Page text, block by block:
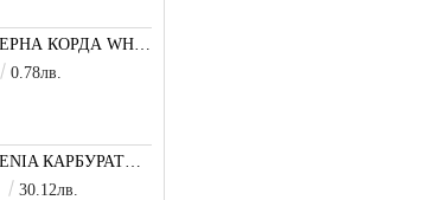
ТРИМЕРНА КОРДА WHISPER TWIST (УСУКАН КВАДРАТ) 3,0 ММ 1 М
0.78лв.
GARDENIA КАРБУРАТОР ЗА ДВИГАТЕЛ 5,5/6,5 К.С.
30.12лв.